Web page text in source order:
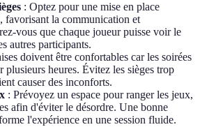
: Optez pour une mise en place
favorisant la communication et
vous que chaque joueur puisse voir le
autres participants.
doivent être confortables car les soirées
plusieurs heures. Évitez les sièges trop
causer des inconforts.
: Prévoyez un espace pour ranger les jeux,
afin d'éviter le désordre. Une bonne
l'expérience en une session fluide.